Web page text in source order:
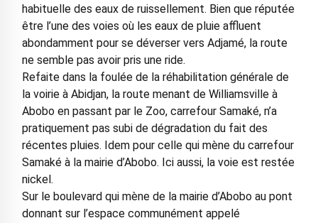
habituelle des eaux de ruissellement. Bien que réputée
être l’une des voies où les eaux de pluie affluent
abondamment pour se déverser vers Adjamé, la route
ne semble pas avoir pris une ride.
Refaite dans la foulée de la réhabilitation générale de
la voirie à Abidjan, la route menant de Williamsville à
Abobo en passant par le Zoo, carrefour Samaké, n’a
pratiquement pas subi de dégradation du fait des
récentes pluies. Idem pour celle qui mène du carrefour
Samaké à la mairie d’Abobo. Ici aussi, la voie est restée
nickel.
Sur le boulevard qui mène de la mairie d’Abobo au pont
donnant sur l’espace communément appelé